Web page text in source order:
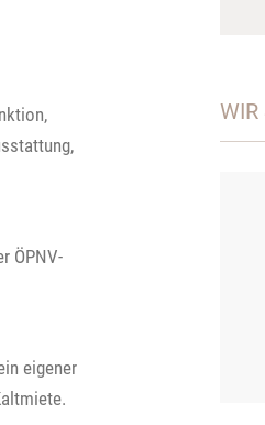
ÖPNV-
eigener
WIR